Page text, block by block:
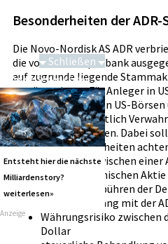
Besonderheiten der
Die Novo-Nordisk AS ADR
die von einer Depotbank
auf zugrunde liegende
repräsentieren. Für Anleger in
die Handelbarkeit an US-
Abwicklung hinsichtlich
Dividendenzahlungen. Dabei
folgende Besonderheiten
Verhältnis zwischen einer
liegenden dänischen Aktie
mögliche Gebühren der
Zusammenhang mit der
Währungsrisiko zwischen
Dollar
Schließen
Schwere Seltene Erden
Entsteht hier die nächste
Milliardenstory?
weiterlesen»
Anzeige